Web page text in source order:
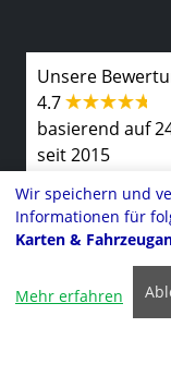
Unsere
4.7
basierend auf
seit 2015
Wir speichern und
Informationen für
Karten &
Mehr erfahren